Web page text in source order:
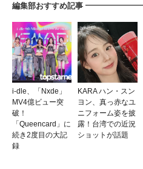
編集部おすすめ記事
i-dle、「Nxde」
MV4億ビュー突
破！
「Queencard」に
続き2度目の大記
録
KARA ハン・スン
ヨン、真っ赤なユ
ニフォーム姿を披
露！台湾での近況
ショットが話題